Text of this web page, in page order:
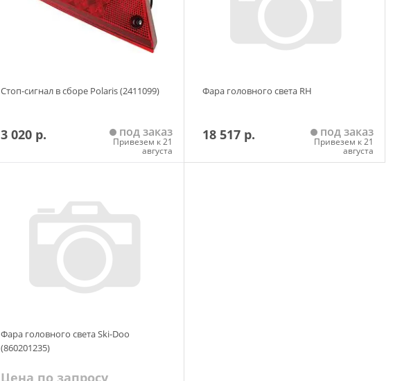
Стоп-сигнал в сборе Polaris (2411099)
3 020 р. под заказ
Привезем к 21
августа
Фара головного света RH
18 517 р. под заказ
Привезем к 21
августа
Фара головного света Ski-Doo
(860201235)
Цена по запросу